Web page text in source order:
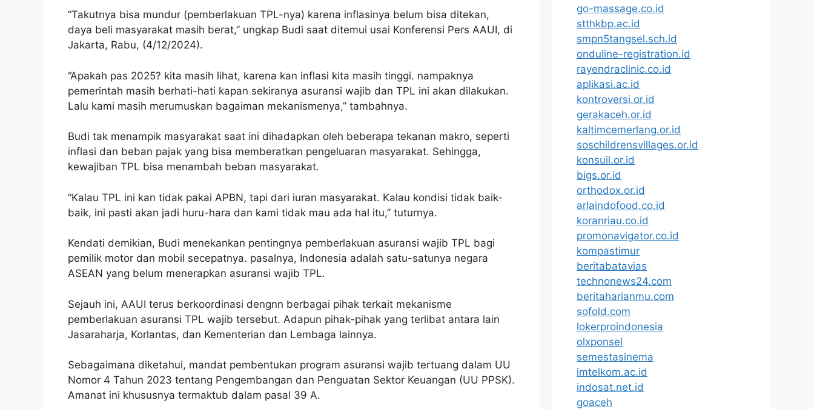
“Takutnya bisa mundur (pemberlakuan TPL-nya) karena inflasinya belum bisa ditekan,
daya beli masyarakat masih berat,” ungkap Budi saat ditemui usai Konferensi Pers AAUI, di
Jakarta, Rabu, (4/12/2024).
“Apakah pas 2025? kita masih lihat, karena kan inflasi kita masih tinggi. nampaknya
pemerintah masih berhati-hati kapan sekiranya asuransi wajib dan TPL ini akan dilakukan.
Lalu kami masih merumuskan bagaiman mekanismenya,” tambahnya.
Budi tak menampik masyarakat saat ini dihadapkan oleh beberapa tekanan makro, seperti
inflasi dan beban pajak yang bisa memberatkan pengeluaran masyarakat. Sehingga,
kewajiban TPL bisa menambah beban masyarakat.
“Kalau TPL ini kan tidak pakai APBN, tapi dari iuran masyarakat. Kalau kondisi tidak baik-
baik, ini pasti akan jadi huru-hara dan kami tidak mau ada hal itu,” tuturnya.
Kendati demikian, Budi menekankan pentingnya pemberlakuan asuransi wajib TPL bagi
pemilik motor dan mobil secepatnya. pasalnya, Indonesia adalah satu-satunya negara
ASEAN yang belum menerapkan asuransi wajib TPL.
Sejauh ini, AAUI terus berkoordinasi dengnn berbagai pihak terkait mekanisme
pemberlakuan asuransi TPL wajib tersebut. Adapun pihak-pihak yang terlibat antara lain
Jasaraharja, Korlantas, dan Kementerian dan Lembaga lainnya.
Sebagaimana diketahui, mandat pembentukan program asuransi wajib tertuang dalam UU
Nomor 4 Tahun 2023 tentang Pengembangan dan Penguatan Sektor Keuangan (UU PPSK).
Amanat ini khususnya termaktub dalam pasal 39 A.
go-massage.co.id
stthkbp.ac.id
smpn5tangsel.sch.id
onduline-registration.id
rayendraclinic.co.id
aplikasi.ac.id
kontroversi.or.id
gerakaceh.or.id
kaltimcemerlang.or.id
soschildrensvillages.or.id
konsuil.or.id
bigs.or.id
orthodox.or.id
arlaindofood.co.id
koranriau.co.id
promonavigator.co.id
kompastimur
beritabatavias
technonews24.com
beritaharianmu.com
sofold.com
lokerproindonesia
olxponsel
semestasinema
imtelkom.ac.id
indosat.net.id
goaceh